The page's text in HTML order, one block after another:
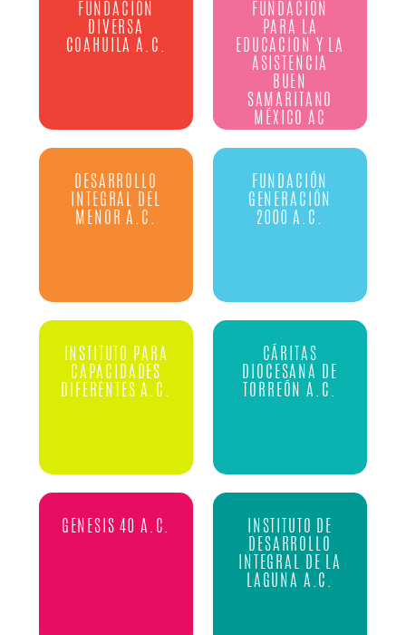
FUNDACIÓN
DIVERSA
COAHUILA A.C.
FUNDACIÓN
PARA LA
EDUCACION Y LA
ASISTENCIA
BUEN
SAMARITANO
MÉXICO AC
DESARROLLO
INTEGRAL DEL
MENOR A.C.
FUNDACIÓN
GENERACIÓN
2000 A.C.
INSTITUTO PARA
CAPACIDADES
DIFERENTES A.C.
CÁRITAS
DIOCESANA DE
TORREÓN A.C.
GENESIS 40 A.C.
INSTITUTO DE
DESARROLLO
INTEGRAL DE LA
LAGUNA A.C.